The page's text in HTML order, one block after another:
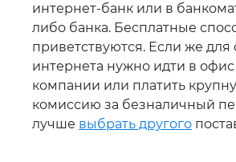
интернет-банк или в
либо банка. Бесплатные
приветствуются. Если же для
интернета нужно идти в
компании или платить
комиссию за безналичный
лучше выбрать другого